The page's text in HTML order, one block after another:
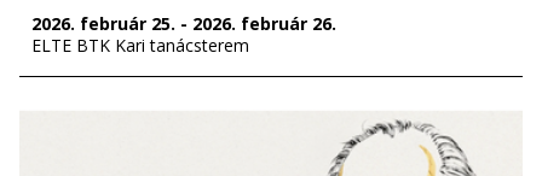
2026. február 25. - 2026. február 26.
ELTE BTK Kari tanácsterem